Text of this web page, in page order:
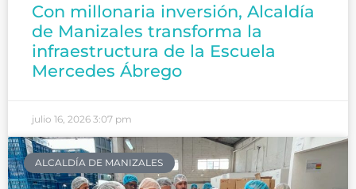
Con millonaria inversión, Alcaldía
de Manizales transforma la
infraestructura de la Escuela
Mercedes Ábrego
julio 16, 2026 3:07 pm
ALCALDÍA DE MANIZALES